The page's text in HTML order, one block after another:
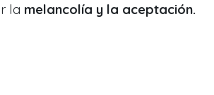
la melancolía y la aceptación.